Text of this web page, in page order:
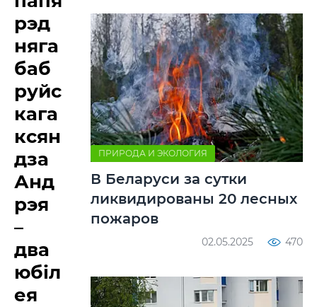
рэд
няга
баб
руйс
кага
ксян
дза
Анд
рэя
–
два
юбіл
ея
ПРИРОДА И ЭКОЛОГИЯ
В Беларуси за сутки
ликвидированы 20 лесных
пожаров
02.05.2025 470